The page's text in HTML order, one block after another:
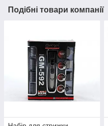
Подібні товари компанії